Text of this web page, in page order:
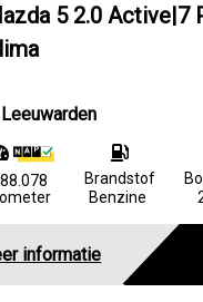
5 2.0 Active|7
Leeuwarden
Brandstof
Benzine
informatie